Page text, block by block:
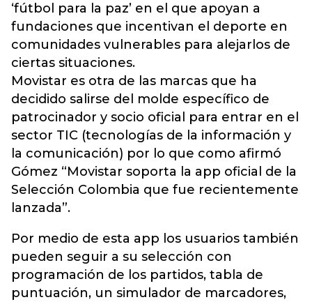
‘fútbol para la paz’ en el que apoyan a
fundaciones que incentivan el deporte en
comunidades vulnerables para alejarlos de
ciertas situaciones.
Movistar es otra de las marcas que ha
decidido salirse del molde específico de
patrocinador y socio oficial para entrar en el
sector TIC (tecnologías de la información y
la comunicación) por lo que como afirmó
Gómez “Movistar soporta la app oficial de la
Selección Colombia que fue recientemente
lanzada”.
Por medio de esta app los usuarios también
pueden seguir a su selección con
programación de los partidos, tabla de
puntuación, un simulador de marcadores,